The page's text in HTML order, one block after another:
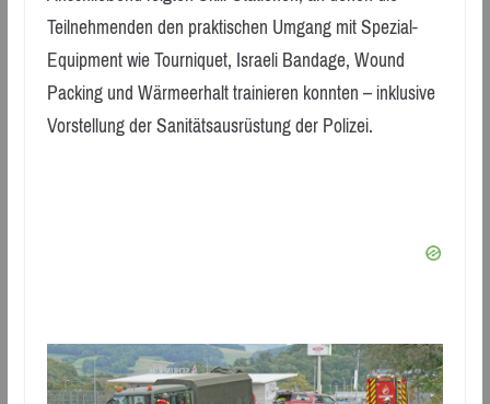
Teilnehmenden den praktischen Umgang mit Spezial-
Equipment wie Tourniquet, Israeli Bandage, Wound
Packing und Wärmeerhalt trainieren konnten – inklusive
Vorstellung der Sanitätsausrüstung der Polizei.